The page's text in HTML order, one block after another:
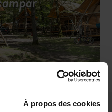
À propos des cookies
coberta e
quando está frio
na floresta à
da região